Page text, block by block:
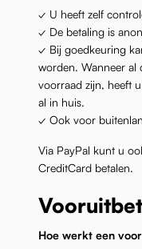
✓ U heeft zelf
✓ De betaling is
✓ Bij goedkeuring
worden. Wanneer al
voorraad zijn, heeft
al in huis.
✓ Ook voor
Via PayPal kunt u
CreditCard betalen.
Hoe werkt een